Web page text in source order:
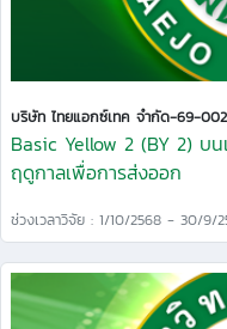
บริษัท ไทยแอกซ์เทค จำกัด-69-002
Basic Yellow 2 (BY 2) บ
ฤดูกาลเพื่อการส่งออก
ช่วงเวลาวิจัย : 1/10/2568 - 30/9/